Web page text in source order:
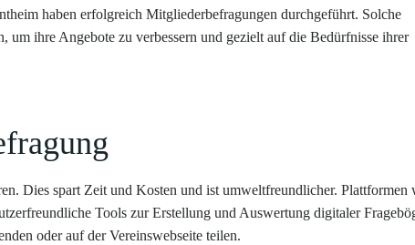
haben erfolgreich Mitgliederbefragungen durchgeführt. Solche
um ihre Angebote zu verbessern und gezielt auf die Bedürfnisse ihrer
Dies spart Zeit und Kosten und ist umweltfreundlicher. Plattformen
Tools zur Erstellung und Auswertung digitaler
oder auf der Vereinswebseite teilen.